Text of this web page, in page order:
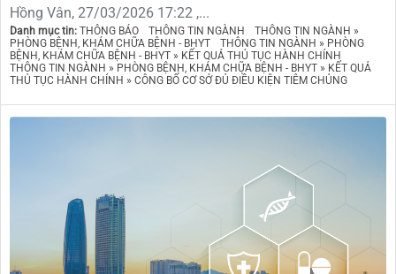
Hồng Vân, 27/03/2026 17:22 ,...
Danh mục tin: THÔNG BÁO THÔNG TIN NGÀNH
THÔNG TIN NGÀNH »
PHÒNG BỆNH, KHÁM CHỮA BỆNH - BHYT
THÔNG TIN NGÀNH » PHÒNG
BỆNH, KHÁM CHỮA BỆNH - BHYT » KẾT QUẢ THỦ TỤC HÀNH CHÍNH
THÔNG TIN NGÀNH » PHÒNG BỆNH, KHÁM CHỮA BỆNH - BHYT » KẾT QUẢ
THỦ TỤC HÀNH CHÍNH » CÔNG BỐ CƠ SỞ ĐỦ ĐIỀU KIỆN TIÊM CHỦNG